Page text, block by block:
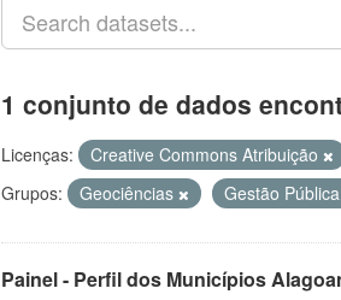
1 conjunto de dados
Licenças: Creative Commons Atribuição
Grupos:
Geociências Gestão Pública
Painel - Perfil dos Municípios